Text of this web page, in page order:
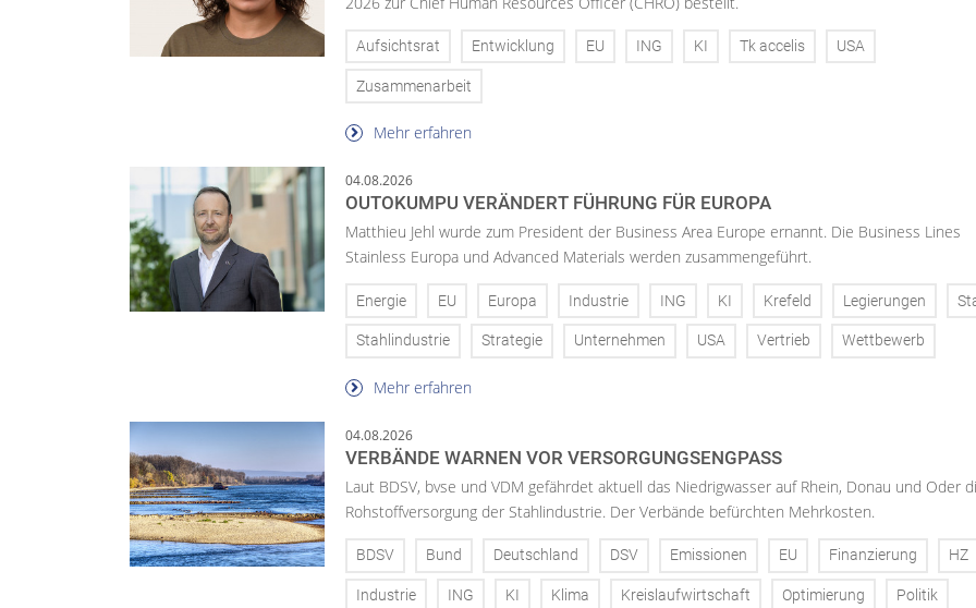
Aufsichtsrat Entwicklung EU ING KI Tk accelis USA
Zusammenarbeit
Mehr erfahren
04.08.2026
OUTOKUMPU VERÄNDERT FÜHRUNG FÜR EUROPA
Matthieu Jehl wurde zum President der Business Area Europe ernannt. Die Business Lines
Stainless Europa und Advanced Materials werden zusammengeführt.
Energie EU Europa Industrie ING KI Krefeld Legierungen
Stahlindustrie Strategie Unternehmen USA Vertrieb Wettbewerb
Mehr erfahren
04.08.2026
VERBÄNDE WARNEN VOR VERSORGUNGSENGPASS
Laut BDSV, bvse und VDM gefährdet aktuell das Niedrigwasser auf Rhein, Donau und Oder
Rohstoffversorgung der Stahlindustrie. Der Verbände befürchten Mehrkosten.
BDSV Bund Deutschland DSV Emissionen EU Finanzierung HZ
Industrie ING KI Klima Kreislaufwirtschaft Optimierung Politik